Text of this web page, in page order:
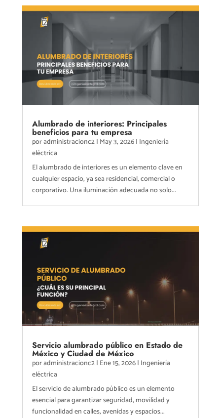
Alumbrado de interiores: Principales
beneficios para tu empresa
poradministracionc2| May 3, 2026| Ingeniería
eléctrica
El alumbrado de interiores es un elemento clave en
cualquier espacio, ya sea residencial, comercial o
corporativo. Una iluminación adecuada no solo...
Servicio alumbrado público en Estado de
México y Ciudad de México
poradministracionc2| Ene 15, 2026| Ingeniería
eléctrica
El servicio de alumbrado público es un elemento
esencial para garantizar seguridad, movilidad y
funcionalidad en calles, avenidas y espacios...